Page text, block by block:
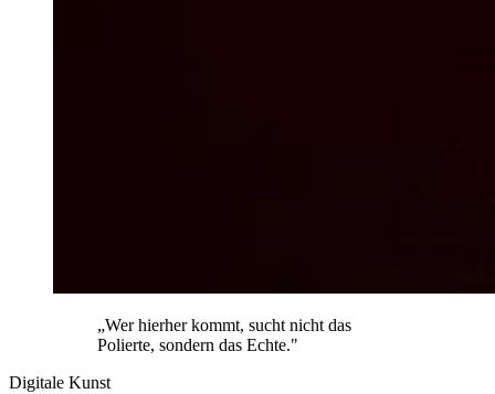
„Wer hierher kommt, sucht nicht das
Polierte, sondern das Echte."
Digitale Kunst